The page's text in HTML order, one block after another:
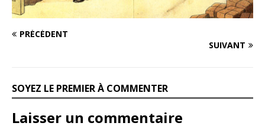
PRÉCÉDENT
SUIVANT
SOYEZ LE PREMIER À COMMENTER
Laisser un commentaire